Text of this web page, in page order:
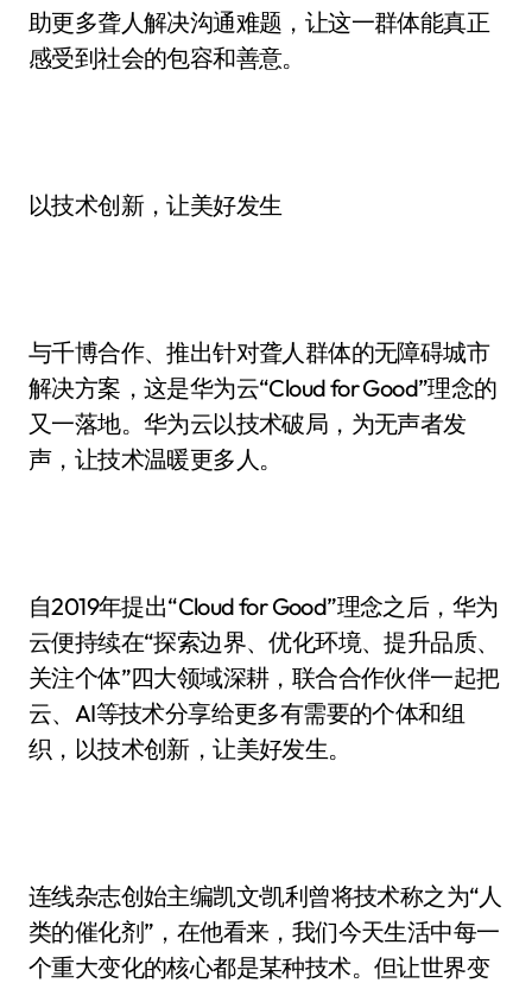
助更多聋人解决沟通难题，让这一群体能真正
感受到社会的包容和善意。
以技术创新，让美好发生
与千博合作、推出针对聋人群体的无障碍城市
解决方案，这是华为云“Cloud for Good”理念的
又一落地。华为云以技术破局，为无声者发
声，让技术温暖更多人。
自2019年提出“Cloud for Good”理念之后，华为
云便持续在“探索边界、优化环境、提升品质、
关注个体”四大领域深耕，联合合作伙伴一起把
云、AI等技术分享给更多有需要的个体和组
织，以技术创新，让美好发生。
连线杂志创始主编凯文·凯利曾将技术称之为“人
类的催化剂”，在他看来，我们今天生活中每一
个重大变化的核心都是某种技术。但让世界变